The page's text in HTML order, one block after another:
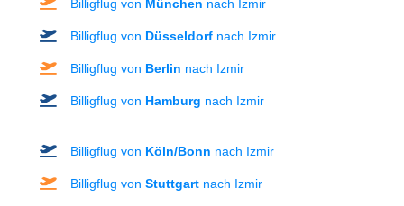
Billigflug von München nach Izmir
Billigflug von Düsseldorf nach Izmir
Billigflug von Berlin nach Izmir
Billigflug von Hamburg nach Izmir
Billigflug von Köln/Bonn nach Izmir
Billigflug von Stuttgart nach Izmir